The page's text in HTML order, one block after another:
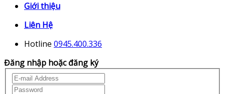
Giới thiệu
Liên Hệ
Hotline 0945.400.336
Đăng nhập hoặc đăng ký